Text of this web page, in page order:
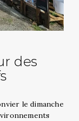
des
le dimanche